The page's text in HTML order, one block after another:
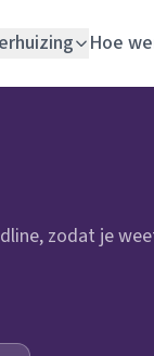
Hoe
zodat je